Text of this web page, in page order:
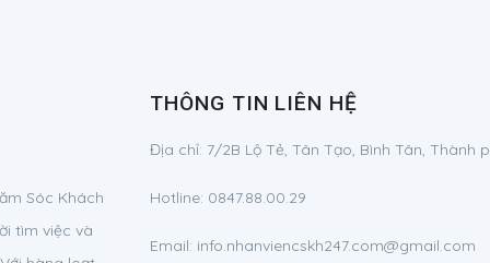
Sóc Khách
tìm việc và
THÔNG TIN LIÊN HỆ
Địa chỉ: 7/2B Lộ Tẻ, Tân Tạo, Bình Tân, Thành
Hotline: 0847.88.00.29
Email: info.nhanviencskh247.com@gmail.com